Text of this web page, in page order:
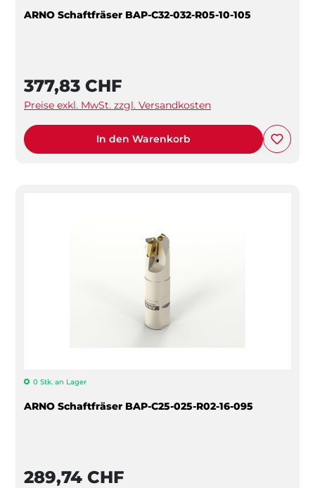
ARNO Schaftfräser BAP-C32-032-R05-10-105
377,83 CHF
Preise exkl. MwSt. zzgl. Versandkosten
In den Warenkorb
0 Stk. an Lager
ARNO Schaftfräser BAP-C25-025-R02-16-095
289,74 CHF